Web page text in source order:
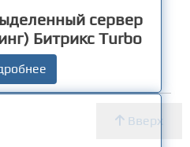
сервер
Битрикс Turbo
Вверх